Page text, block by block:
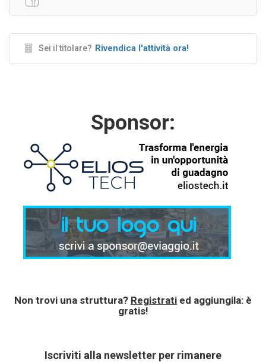
Sei il titolare? Rivendica l'attività ora!
Sponsor:
Non trovi una struttura? Registrati ed aggiungila: è
gratis!
Iscriviti alla newsletter per rimanere